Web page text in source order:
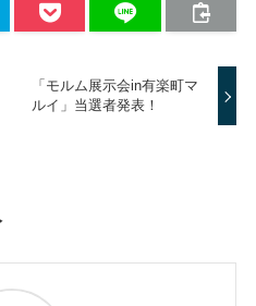
「モルム展示会in有楽町マ
ルイ」当選者発表！